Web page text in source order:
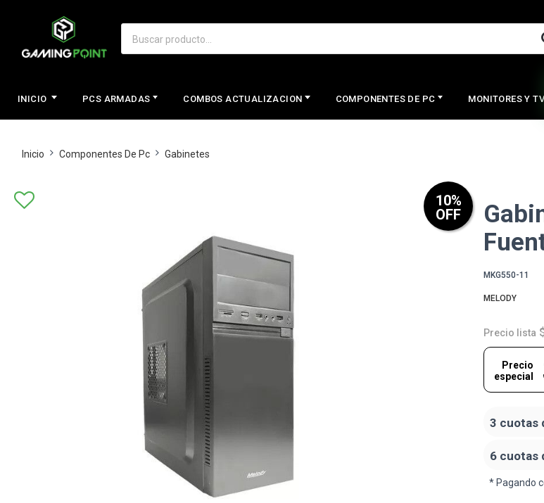
INICIO PCS ARMADAS COMBOS ACTUALIZACION COMPONENTES DE PC MONITORES Y
Inicio Componentes De Pc Gabinetes
MKG550-11
MELODY
10%
OFF
Precio lista
Precio
especial
3 cuotas
6 cuotas
* Pagando